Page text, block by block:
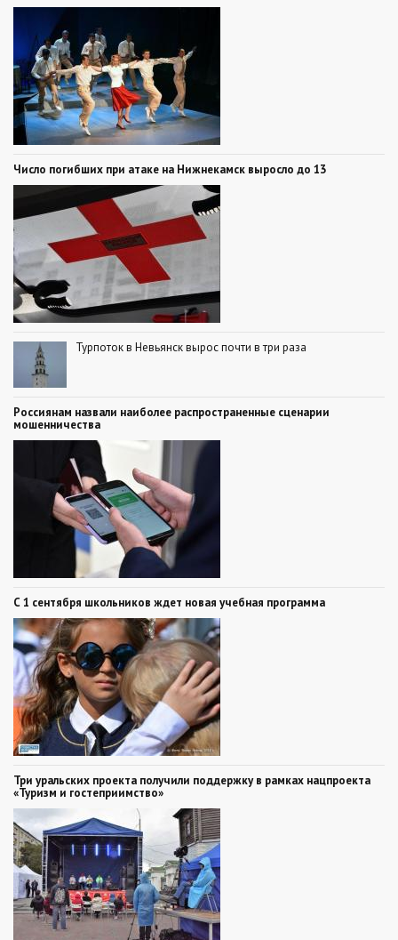
Число погибших при атаке на Нижнекамск выросло до 13
Турпоток в Невьянск вырос почти в три раза
Россиянам назвали наиболее распространенные сценарии
мошенничества
С 1 сентября школьников ждет новая учебная программа
Три уральских проекта получили поддержку в рамках нацпроекта
«Туризм и гостеприимство»